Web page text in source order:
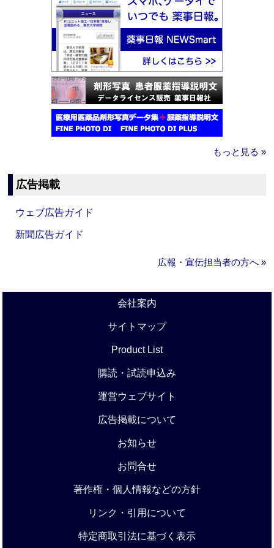
もっと見る »
広告掲載
ウェブ広告ガイド
新聞広告ガイド
広報・宣伝担当者の方へ »
会社案内
サイトマップ
Product List
購読・試読申込み
運営ウェブサイト
広告掲載について
お知らせ
お問合せ
著作権・個人情報などの方針
リンク・引用について
特定商取引法に基づく表示